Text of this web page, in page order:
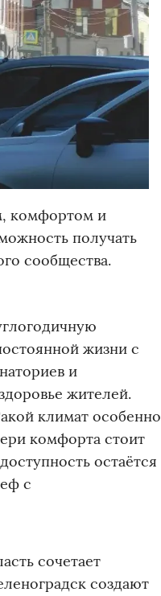
комфортом и
получать
сообщества.
жизни с
и
жителей.
климат особенно
комфорта стоит
остаётся
с
сочетает
создают